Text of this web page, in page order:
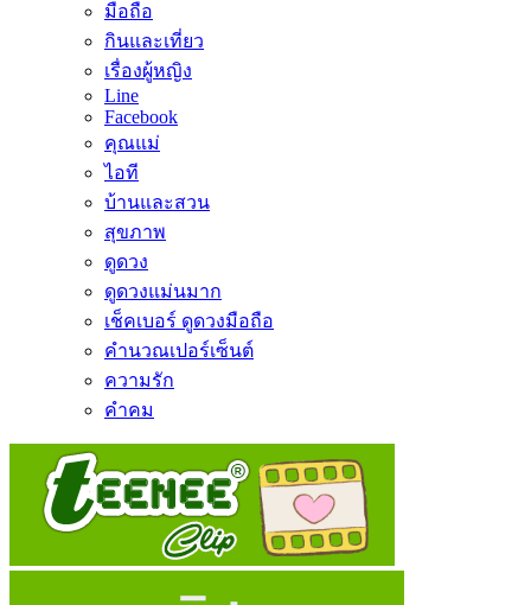
มือถือ
กินและเที่ยว
เรื่องผู้หญิง
Line
Facebook
คุณแม่
ไอที
บ้านและสวน
สุขภาพ
ดูดวง
ดูดวงแม่นมาก
เช็คเบอร์ ดูดวงมือถือ
คำนวณเปอร์เซ็นต์
ความรัก
คำคม